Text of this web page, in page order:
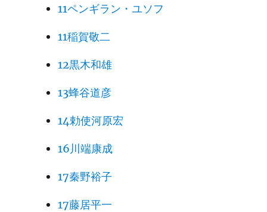
11ペンギラン・ユソフ
11稲賀敬二
12黒木和雄
13蜂谷道彦
14勅使河原宏
16川端康成
17秦野裕子
17藤居平一